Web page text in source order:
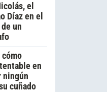
el
Díaz en el
un
en
ningún
cuñado